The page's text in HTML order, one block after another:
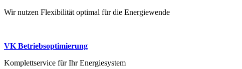
Wir nutzen Flexibilität optimal für die Energiewende
VK Betriebsoptimierung
Komplettservice für Ihr Energiesystem